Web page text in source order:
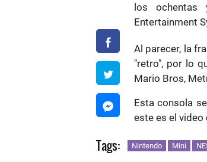
los ochentas
Entertainment
Al parecer, la
"retro", por lo
Mario Bros,
Esta consola
este es el
Tags: Nintendo Mini